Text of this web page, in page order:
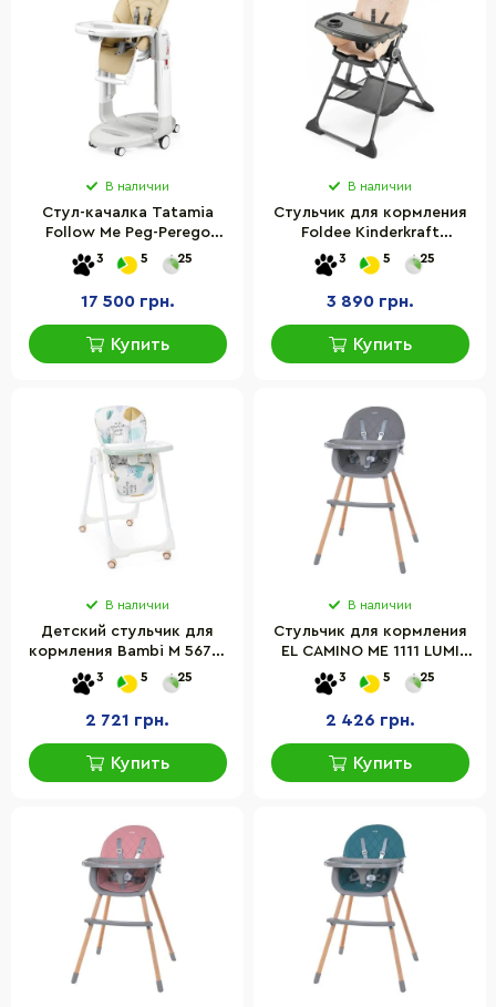
В наличии
Стул-качалка Tatamia
Follow Me Peg-Perego
IH02000001BL46 Paloma
бежевый
3 5 25
17 500 грн.
Купить
В наличии
Стульчик для кормления
Foldee Kinderkraft
KHFOLD00PNK0000 Pink
3 5 25
3 890 грн.
Купить
В наличии
Детский стульчик для
кормления Bambi M 5673-
12 на колесиках
3 5 25
2 721 грн.
Купить
В наличии
Стульчик для кормления
EL CAMINO ME 1111 LUMI
Gray экокожа
3 5 25
2 426 грн.
Купить